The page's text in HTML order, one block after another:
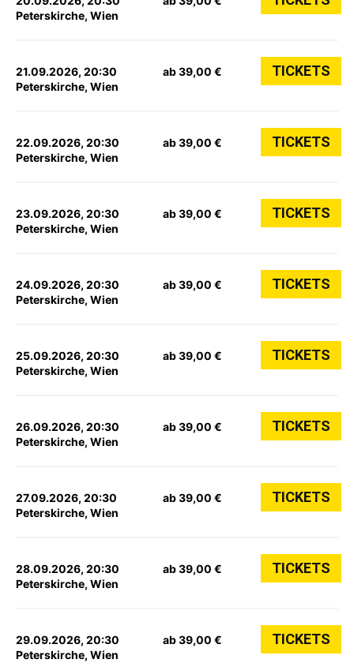
Peterskirche, Wien
21.09.2026, 20:30
Peterskirche, Wien
ab 39,00 € TICKETS
22.09.2026, 20:30
Peterskirche, Wien
ab 39,00 € TICKETS
23.09.2026, 20:30
Peterskirche, Wien
ab 39,00 € TICKETS
24.09.2026, 20:30
Peterskirche, Wien
ab 39,00 € TICKETS
25.09.2026, 20:30
Peterskirche, Wien
ab 39,00 € TICKETS
26.09.2026, 20:30
Peterskirche, Wien
ab 39,00 € TICKETS
27.09.2026, 20:30
Peterskirche, Wien
ab 39,00 € TICKETS
28.09.2026, 20:30
Peterskirche, Wien
ab 39,00 € TICKETS
29.09.2026, 20:30
Peterskirche, Wien
ab 39,00 € TICKETS